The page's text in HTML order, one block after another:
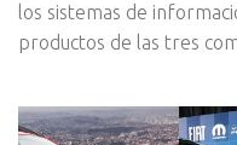
los sistemas de
productos de las tres